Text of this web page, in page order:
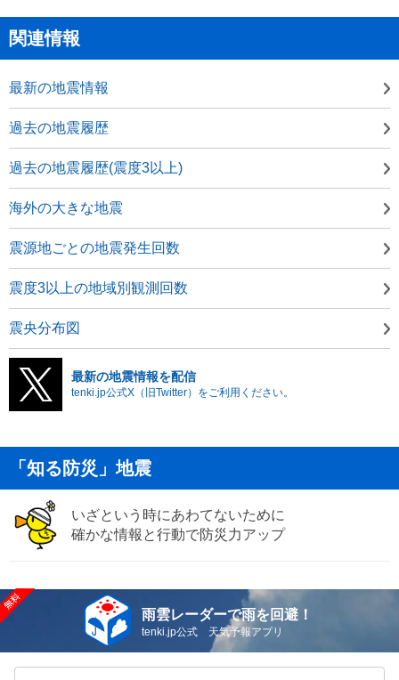
関連情報
最新の地震情報
過去の地震履歴
過去の地震履歴(震度3以上)
海外の大きな地震
震源地ごとの地震発生回数
震度3以上の地域別観測回数
震央分布図
最新の地震情報を配信
tenki.jp公式X（旧Twitter）をご利用ください。
「知る防災」地震
いざという時にあわてないために
確かな情報と行動で防災力アップ
雨雲レーダーで雨を回避！
tenki.jp公式 天気予報アプリ